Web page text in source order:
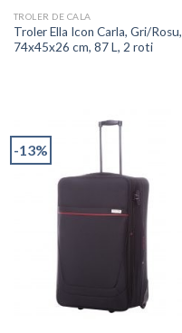
TROLER DE CALA
Troler Ella Icon Carla, Gri/Rosu,
74x45x26 cm, 87 L, 2 roti
-13%